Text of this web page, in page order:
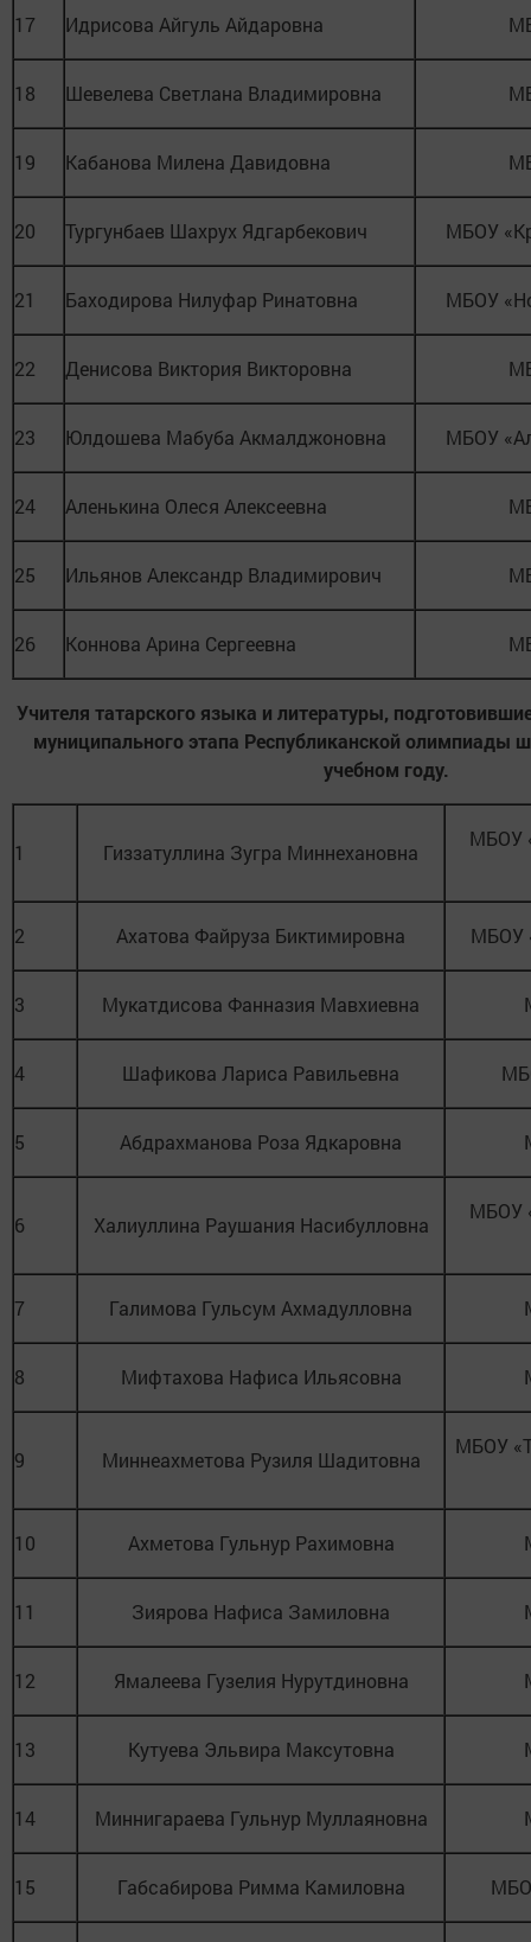
17 Идрисова Айгуль Айдаровна
18 Шевелева Светлана Владимировна
19 Кабанова Милена Давидовна
20 Тургунбаев Шахрух Ядгарбекович МБОУ
21 Баходирова Нилуфар Ринатовна МБОУ
22 Денисова Виктория Викторовна
23 Юлдошева Мабуба Акмалджоновна МБОУ
24 Аленькина Олеся Алексеевна
25 Ильянов Александр Владимирович
26 Коннова Арина Сергеевна
Учителя татарского языка и литературы,
муниципального этапа Республиканской олимпиады
учебном году.
1 Гиззатуллина Зугра Миннехановна
МБОУ
2 Ахатова Файруза Биктимировна МБОУ
3 Мукатдисова Фанназия Мавхиевна
4 Шафикова Лариса Равильевна
5 Абдрахманова Роза Ядкаровна
6 Халиуллина Раушания Насибулловна
МБОУ
7 Галимова Гульсум Ахмадулловна
8 Мифтахова Нафиса Ильясовна
9 Миннеахметова Рузиля Шадитовна
МБОУ
10 Ахметова Гульнур Рахимовна
11 Зиярова Нафиса Замиловна
12 Ямалеева Гузелия Нурутдиновна
13 Кутуева Эльвира Максутовна
14 Миннигараева Гульнур Муллаяновна
15 Габсабирова Римма Камиловна